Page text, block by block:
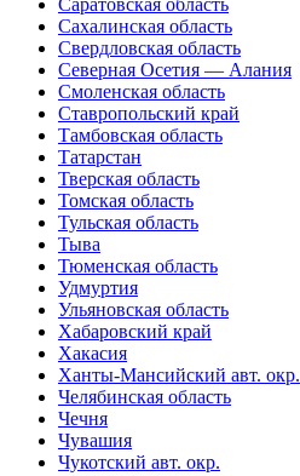
Саратовская область
Сахалинская область
Свердловская область
Северная Осетия — Алания
Смоленская область
Ставропольский край
Тамбовская область
Татарстан
Тверская область
Томская область
Тульская область
Тыва
Тюменская область
Удмуртия
Ульяновская область
Хабаровский край
Хакасия
Ханты-Мансийский авт. окр.
Челябинская область
Чечня
Чувашия
Чукотский авт. окр.